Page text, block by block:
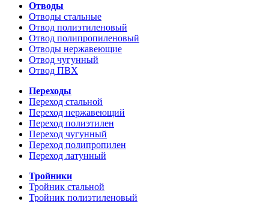
Отводы
Отводы стальные
Отвод полиэтиленовый
Отвод полипропиленовый
Отводы нержавеющие
Отвод чугунный
Отвод ПВХ
Переходы
Переход стальной
Переход нержавеющий
Переход полиэтилен
Переход чугунный
Переход полипропилен
Переход латунный
Тройники
Тройник стальной
Тройник полиэтиленовый